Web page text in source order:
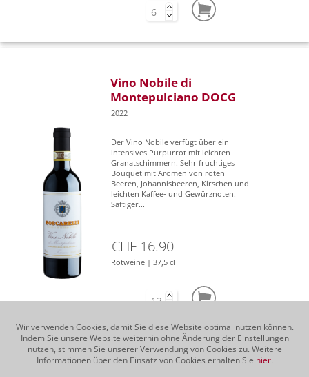
Wir verwenden Cookies, damit Sie diese Website optimal nutzen können.
Indem Sie unsere Website weiterhin ohne Änderung der Einstellungen
nutzen, stimmen Sie unserer Verwendung von Cookies zu. Weitere
Informationen über den Einsatz von Cookies erhalten Sie hier.
Vino Nobile di
Montepulciano DOCG
2022
Der Vino Nobile verfügt über ein
intensives Purpurrot mit leichten
Granatschimmern. Sehr fruchtiges
Bouquet mit Aromen von roten
Beeren, Johannisbeeren, Kirschen und
leichten Kaffee- und Gewürznoten.
Saftiger...
CHF 16.90
Rotweine | 37,5 cl